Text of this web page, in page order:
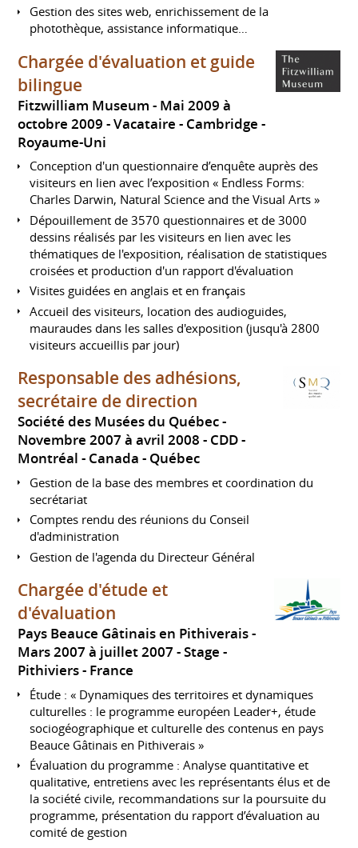
Gestion des sites web, enrichissement de la
photothèque, assistance informatique…
Chargée d'évaluation et guide
bilingue
Fitzwilliam Museum
Mai 2009 à
octobre 2009 Vacataire
Cambridge
Royaume-Uni
Conception d'un questionnaire d’enquête auprès des
visiteurs en lien avec l’exposition « Endless Forms:
Charles Darwin, Natural Science and the Visual Arts »
Dépouillement de 3570 questionnaires et de 3000
dessins réalisés par les visiteurs en lien avec les
thématiques de l'exposition, réalisation de statistiques
croisées et production d'un rapport d'évaluation
Visites guidées en anglais et en français
Accueil des visiteurs, location des audioguides,
mauraudes dans les salles d'exposition (jusqu'à 2800
visiteurs accueillis par jour)
Responsable des adhésions,
secrétaire de direction
Société des Musées du Québec
Novembre 2007 à avril 2008 CDD
Montréal
Canada - Québec
Gestion de la base des membres et coordination du
secrétariat
Comptes rendu des réunions du Conseil
d'administration
Gestion de l'agenda du Directeur Général
Chargée d'étude et
d'évaluation
Pays Beauce Gâtinais en Pithiverais
Mars 2007 à juillet 2007 Stage
Pithiviers
France
Étude : « Dynamiques des territoires et dynamiques
culturelles : le programme européen Leader+, étude
sociogéographique et culturelle des contenus en pays
Beauce Gâtinais en Pithiverais »
Évaluation du programme : Analyse quantitative et
qualitative, entretiens avec les représentants élus et de
la société civile, recommandations sur la poursuite du
programme, présentation du rapport d’évaluation au
comité de gestion